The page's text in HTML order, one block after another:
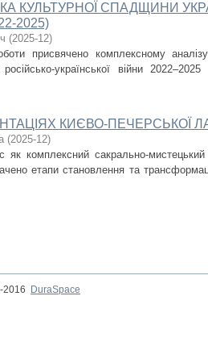
КУЛЬТУРНОЇ СПАДЩИНИ
2025)
(2025-12)
присвячено комплексному
української війни
КИЄВО-ПЕЧЕРСЬКОЇ
(2025-12)
як комплексний сакрально-
етапи становлення та
2016
DuraSpace